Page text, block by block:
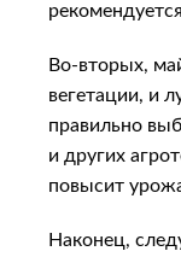
Во-вторых,
вегетации, и
правильно
и других
повысит
Наконец,